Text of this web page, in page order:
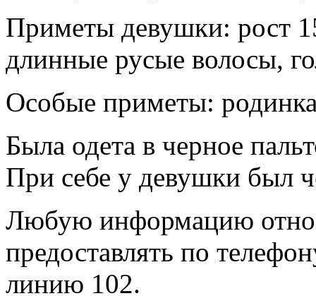
Приметы девушки: рост
длинные русые волосы,
Особые приметы:
Была одета в черное
При себе у девушки был
Любую информацию
предоставлять по
линию 102.